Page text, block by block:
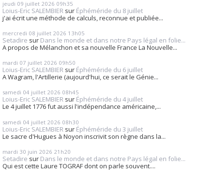
jeudi 09 juillet 2026 09h35
Loius-Eric SALEMBIER sur Éphéméride du 8 juillet
j'ai écrit une méthode de calculs, reconnue et publiée...
mercredi 08 juillet 2026 13h05
Setadire sur Dans le monde et dans notre Pays légal en folie...
A propos de Mélanchon et sa nouvelle France La Nouvelle...
mardi 07 juillet 2026 09h50
Loius-Eric SALEMBIER sur Éphéméride du 6 juillet
A Wagram, l'Artillerie (aujourd'hui, ce serait le Génie...
samedi 04 juillet 2026 08h45
Loius-Eric SALEMBIER sur Éphéméride du 4 juillet
Le 4 juillet 1776 fut aussi l'indépendance américaine,...
samedi 04 juillet 2026 08h30
Loius-Eric SALEMBIER sur Éphéméride du 3 juillet
Le sacre d'Hugues à Noyon inscrivit son règne dans la...
mardi 30 juin 2026 21h20
Setadire sur Dans le monde et dans notre Pays légal en folie...
Qui est cette Laure TOGRAF dont on parle souvent....